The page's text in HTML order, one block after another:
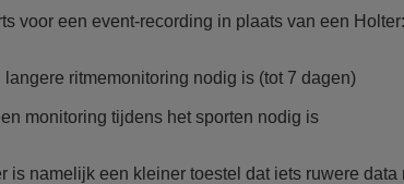
voor een event-recording in plaats van een Holter:
ritmemonitoring nodig is (tot 7 dagen)
monitoring tijdens het sporten nodig is
is namelijk een kleiner toestel dat iets ruwere data